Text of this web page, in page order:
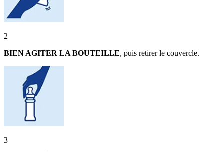
2
BIEN AGITER LA BOUTEILLE, puis retirer le couvercle.
3